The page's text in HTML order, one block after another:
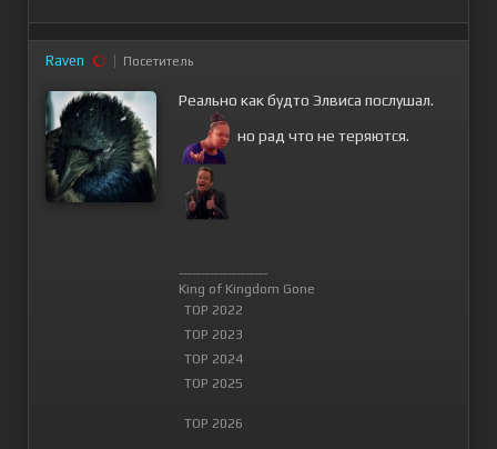
Raven Посетитель
Реально как будто Элвиса послушал.
но рад что не теряются.
--------------------
King of Kingdom Gone
TOP 2022
TOP 2023
TOP 2024
TOP 2025
TOP 2026